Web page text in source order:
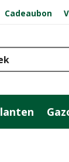
Cadeaubon